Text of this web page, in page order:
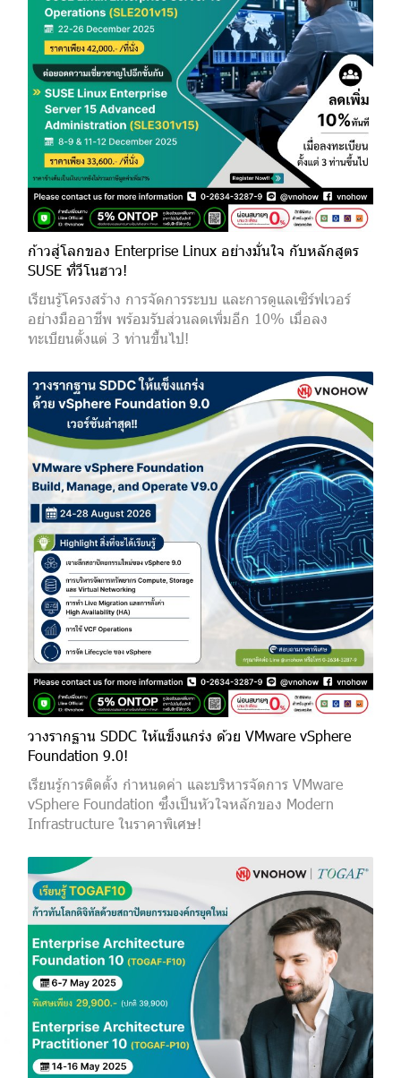
ก้าวสู่โลกของ Enterprise Linux อย่างมั่นใจ กับหลักสูตร
SUSE ที่วีโนฮาว!
เรียนรู้โครงสร้าง การจัดการระบบ และการดูแลเซิร์ฟเวอร์
อย่างมืออาชีพ พร้อมรับส่วนลดเพิ่มอีก 10% เมื่อลง
ทะเบียนตั้งแต่ 3 ท่านขึ้นไป!
วางรากฐาน SDDC ให้แข็งแกร่ง ด้วย VMware vSphere
Foundation 9.0!
เรียนรู้การติดตั้ง กำหนดค่า และบริหารจัดการ VMware
vSphere Foundation ซึ่งเป็นหัวใจหลักของ Modern
Infrastructure ในราคาพิเศษ!